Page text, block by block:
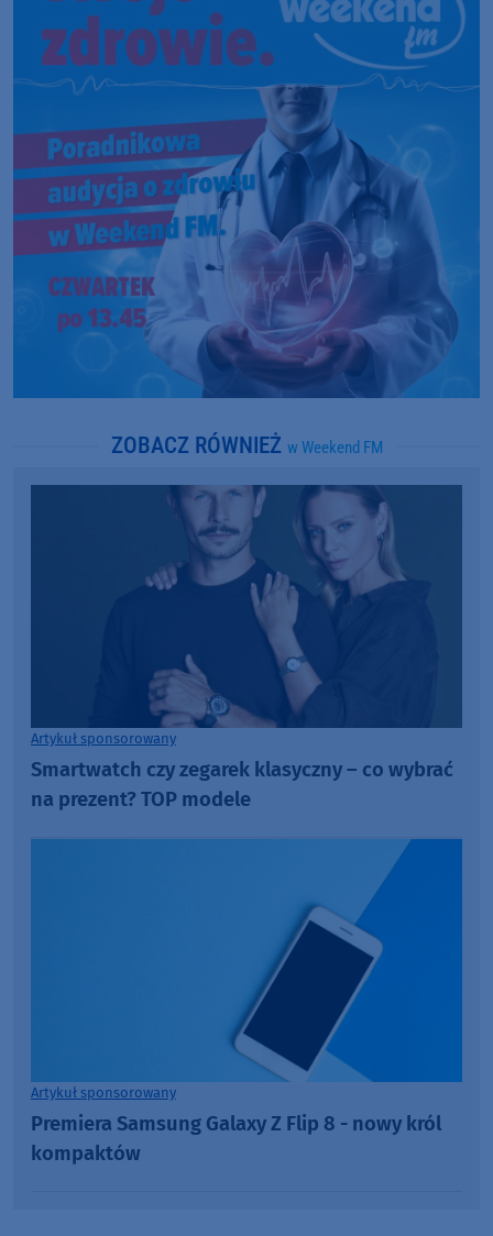
ZOBACZ RÓWNIEŻ w Weekend FM
Artykuł sponsorowany
Smartwatch czy zegarek klasyczny – co wybrać
na prezent? TOP modele
Artykuł sponsorowany
Premiera Samsung Galaxy Z Flip 8 - nowy król
kompaktów